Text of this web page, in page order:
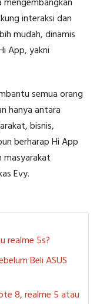
mengembangkan
interaksi dan
mudah, dinamis
App, yakni
semua orang
hanya antara
bisnis,
berharap Hi App
masyarakat
Evy.
realme 5s?
Beli ASUS
8, realme 5 atau